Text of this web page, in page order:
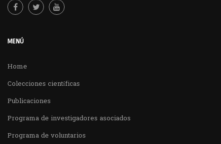
MENÚ
Home
Colecciones científicas
Publicaciones
Programa de investigadores asociados
Programa de voluntarios